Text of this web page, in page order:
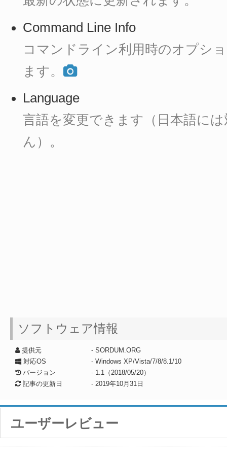
Command Line Info
コマンドライン利用時のオプシ
ます。
Language
言語を変更できます（日本語に
ん）。
ソフトウェア情報
提供元
- SORDUM.ORG
対応OS
- Windows XP/Vista/7/8/8.1/10
バージョン
- 1.1（2018/05/20）
記事の更新日
- 2019年10月31日
ユーザーレビュー